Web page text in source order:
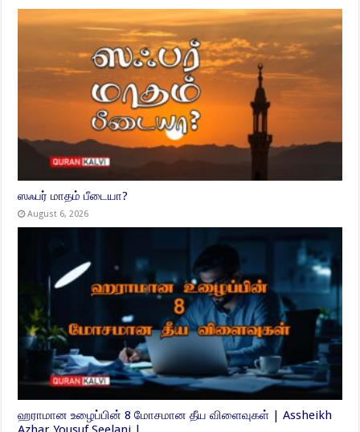
ஸஃபர் மாதம் பீடையா?
August 6, 2026
ஹராமான உழைப்பின் 8 மோசமான தீய விளைவுகள் | Assheikh